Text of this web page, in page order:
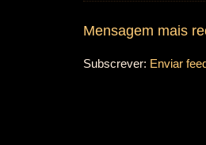
Mensagem mais
Subscrever: Enviar